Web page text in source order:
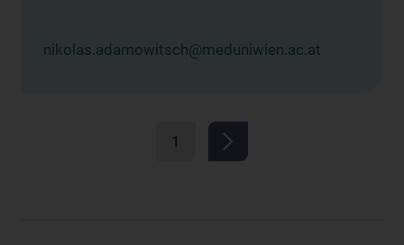
nikolas.adamowitsch@meduniwien.ac.at
1